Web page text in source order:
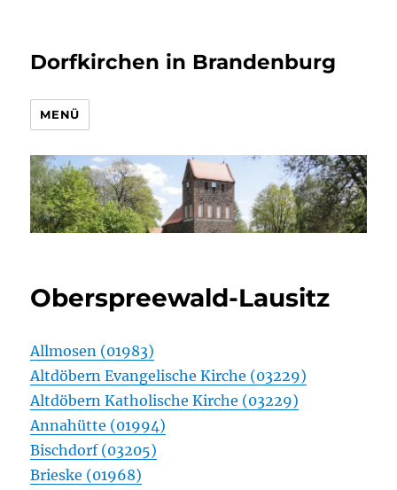
Dorfkirchen in Brandenburg
MENÜ
Oberspreewald-Lausitz
Allmosen (01983)
Altdöbern Evangelische Kirche (03229)
Altdöbern Katholische Kirche (03229)
Annahütte (01994)
Bischdorf (03205)
Brieske (01968)